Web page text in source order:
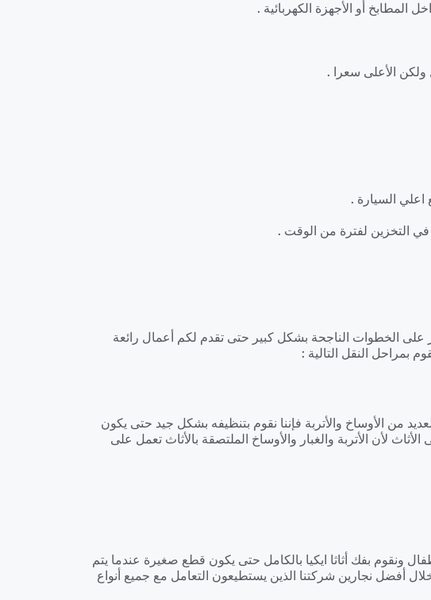
المطابخ أو الأجهزة الكهربائية .
ولكن الأعلى سعرا .
السيارة .
التخزين لفترة من الوقت .
على الخطوات الناجحة بشكل كبير حتى تقدم لكم أعمال رائعة
بمراحل النقل التالية :
من الأوساخ والأتربة فإننا نقوم بتنظيفه بشكل جيد حتى يكون
لأن الأتربة والغبار والأوساخ الملتصقة بالأثاث تعمل على
بفك أثاثا ايكيا بالكامل حتى يكون قطع صغيرة عندما يتم
أفضل نجارين شركتنا الذين يستطيعون التعامل مع جميع أنواع